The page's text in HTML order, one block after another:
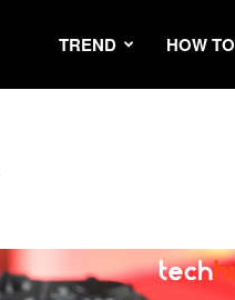
TREND HOW TO